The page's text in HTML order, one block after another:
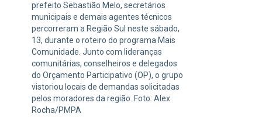
prefeito Sebastião Melo, secretários
municipais e demais agentes técnicos
percorreram a Região Sul neste sábado,
13, durante o roteiro do programa Mais
Comunidade. Junto com lideranças
comunitárias, conselheiros e delegados
do Orçamento Participativo (OP), o grupo
vistoriou locais de demandas solicitadas
pelos moradores da região. Foto: Alex
Rocha/PMPA